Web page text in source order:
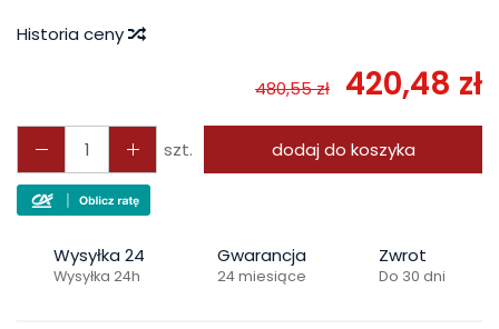
Historia ceny
480,55 zł 420,48 zł
szt. dodaj do koszyka
Wysyłka 24
Wysyłka 24h
Gwarancja
24 miesiące
Zwrot
Do 30 dni